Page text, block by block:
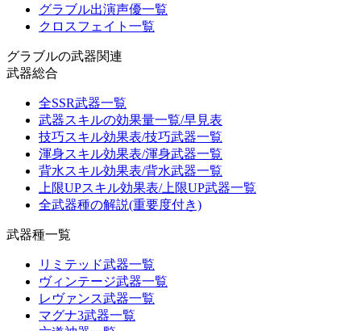
グラブル出演声優一覧
クロスフェイト一覧
グラブルの武器関連
武器総合
全SSR武器一覧
武器スキルの効果量一覧/早見表
技巧スキル効果表/技巧武器一覧
渾身スキル効果表/渾身武器一覧
背水スキル効果表/背水武器一覧
上限UPスキル効果表/上限UP武器一覧
全武器種の解説(重要度付き)
武器種一覧
リミテッド武器一覧
ヴィンテージ武器一覧
レヴァンス武器一覧
マグナ3武器一覧